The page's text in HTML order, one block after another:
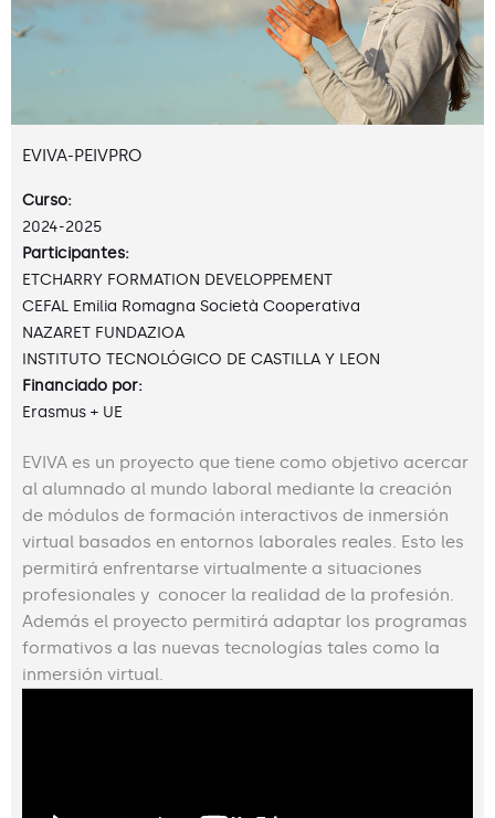
EVIVA-PEIVPRO
Curso:
2024-2025
Participantes:
ETCHARRY FORMATION DEVELOPPEMENT
CEFAL Emilia Romagna Società Cooperativa
NAZARET FUNDAZIOA
INSTITUTO TECNOLÓGICO DE CASTILLA Y LEON
Financiado por:
Erasmus + UE
EVIVA es un proyecto que tiene como objetivo acercar
al alumnado al mundo laboral mediante la creación
de módulos de formación interactivos de inmersión
virtual basados en entornos laborales reales. Esto les
permitirá enfrentarse virtualmente a situaciones
profesionales y conocer la realidad de la profesión.
Además el proyecto permitirá adaptar los programas
formativos a las nuevas tecnologías tales como la
inmersión virtual.